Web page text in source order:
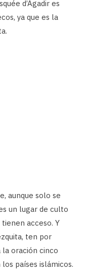
d’Agadir es
ya que es la
aunque solo se
un lugar de culto
acceso. Y
ten por
la oración cinco
países islámicos.